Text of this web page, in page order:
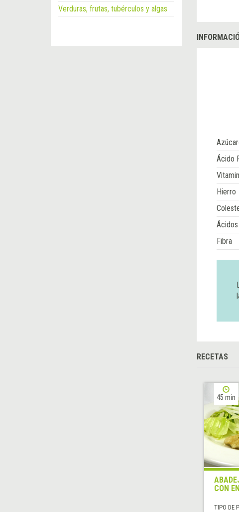
Verduras, frutas, tubérculos y algas
Ácido
Hierro
Fibra
RECETAS
45 min
CON
TIPO DE